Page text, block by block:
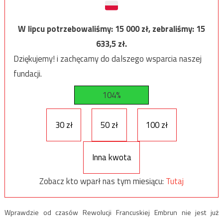
W lipcu potrzebowaliśmy:15 000zł, zebraliśmy:15
633,5zł.
Dziękujemy! i zachęcamy do dalszego wsparcia naszej
fundacji.
104%
30 zł 50 zł 100 zł
Inna kwota
Zobacz kto wparł nas tym miesiącu: Tutaj
Wprawdzie od czasów Rewolucji Francuskiej Embrun nie jest już